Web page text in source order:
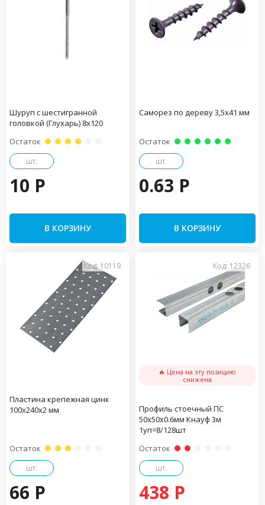
Шуруп с шестигранной
головкой (Глухарь) 8х120
Остаток
шт.
10 P
В КОРЗИНУ
Саморез по дереву 3,5х41 мм
Остаток
шт.
0.63 P
В КОРЗИНУ
Код: 10119
Пластина крепежная цинк
100х240х2 мм
Остаток
шт.
66 P
Код: 12326
🔥 Цена на эту позицию
снижена
Профиль стоечный ПС
50х50х0.6мм Кнауф 3м
1уп=8/128шт
Остаток
шт.
438 P